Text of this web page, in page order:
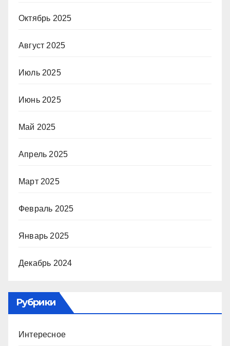
Октябрь 2025
Август 2025
Июль 2025
Июнь 2025
Май 2025
Апрель 2025
Март 2025
Февраль 2025
Январь 2025
Декабрь 2024
Рубрики
Интересное